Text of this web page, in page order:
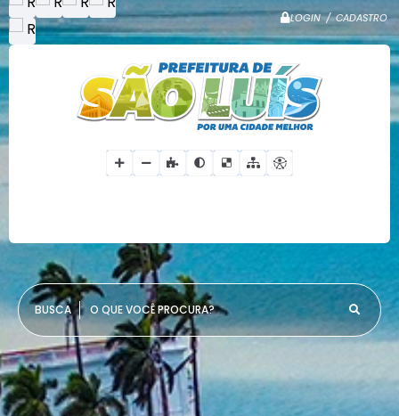
LOGIN / CADASTRO
O QUE VOCÊ PROCURA?